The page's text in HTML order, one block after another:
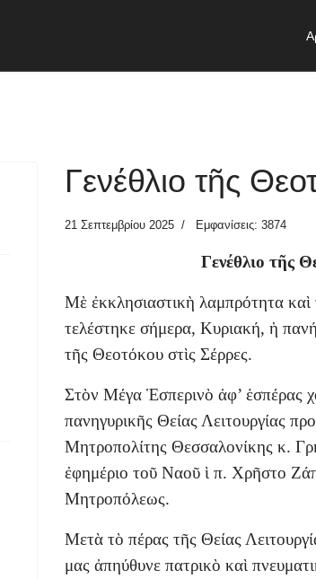
Γενέθλιο τῆς
21 Σεπτεμβρίου 2025 Εμφανίσεις: 3874
Γενέθλιο τῆς
Μὲ ἐκκλησιαστικὴ λαμπρότητα
τελέστηκε σήμερα, Κυριακή, ἡ
τῆς Θεοτόκου στὶς Σέρρες.
Στὸν Μέγα Ἑσπερινὸ ἀφ’ ἑσπέρας
πανηγυρικῆς Θείας Λειτουργίας
Μητροπολίτης Θεσσαλονίκης κ.
ἐφημέριο τοῦ Ναοῦ ὶ π. Χρῆστο
Μητροπόλεως.
Μετὰ τὸ πέρας τῆς Θείας
μας ἀπηύθυνε πατρικὸ καὶ